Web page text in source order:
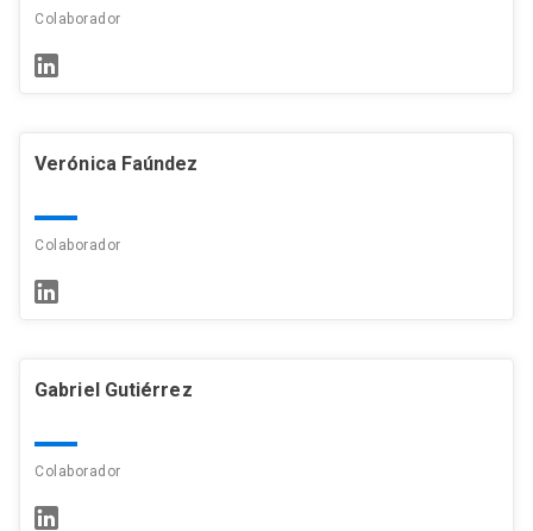
Colaborador
Verónica Faúndez
Colaborador
Gabriel Gutiérrez
Colaborador